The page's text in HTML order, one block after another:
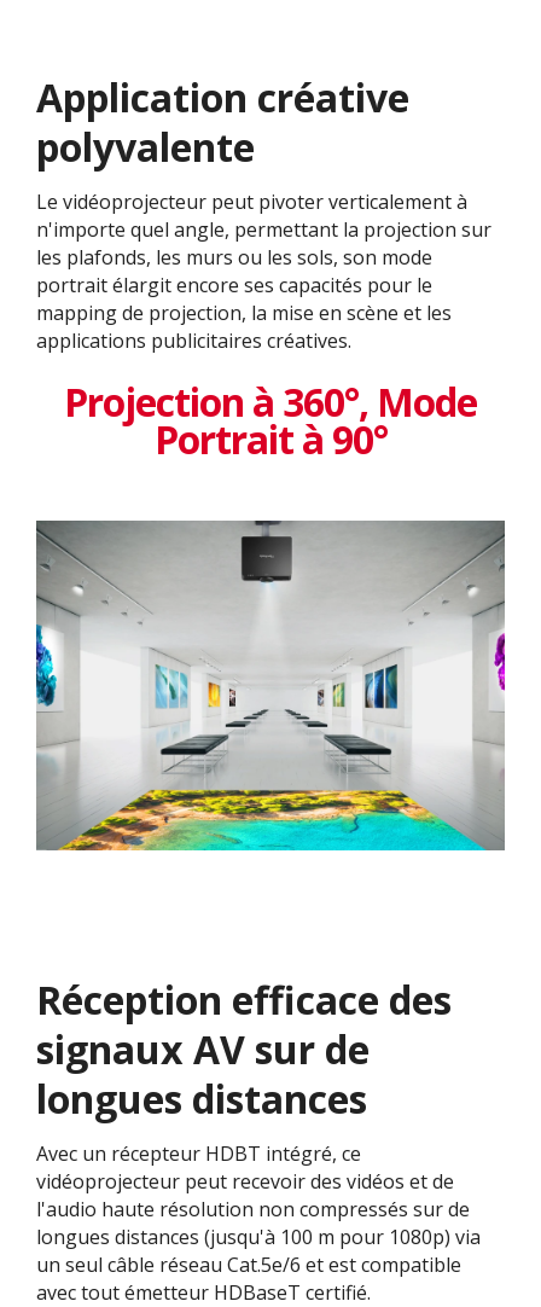
Application créative
polyvalente​
Le vidéoprojecteur peut pivoter verticalement à
n'importe quel angle, permettant la projection sur
les plafonds, les murs ou les sols, son mode
portrait élargit encore ses capacités pour le
mapping de projection, la mise en scène et les
applications publicitaires créatives.
Projection à 360°, Mode
Portrait à 90°
Réception efficace des
signaux AV sur de
longues distances
Avec un récepteur HDBT intégré, ce
vidéoprojecteur peut recevoir des vidéos et de
l'audio haute résolution non compressés sur de
longues distances (jusqu'à 100 m pour 1080p) via
un seul câble réseau Cat.5e/6 et est compatible
avec tout émetteur HDBaseT certifié.